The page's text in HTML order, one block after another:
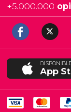
+5.000.000
App